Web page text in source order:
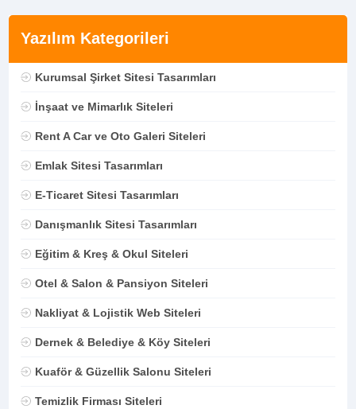
Yazılım Kategorileri
Kurumsal Şirket Sitesi Tasarımları
İnşaat ve Mimarlık Siteleri
Rent A Car ve Oto Galeri Siteleri
Emlak Sitesi Tasarımları
E-Ticaret Sitesi Tasarımları
Danışmanlık Sitesi Tasarımları
Eğitim & Kreş & Okul Siteleri
Otel & Salon & Pansiyon Siteleri
Nakliyat & Lojistik Web Siteleri
Dernek & Belediye & Köy Siteleri
Kuaför & Güzellik Salonu Siteleri
Temizlik Firması Siteleri